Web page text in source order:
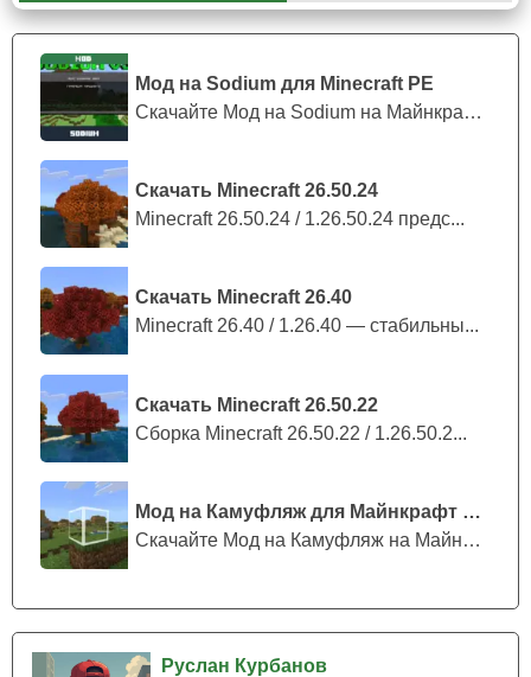
Мод на Sodium для Minecraft PE
Скачайте Мод на Sodium на Майнкрафт П...
Скачать Minecraft 26.50.24
Minecraft 26.50.24 / 1.26.50.24 предс...
Скачать Minecraft 26.40
Minecraft 26.40 / 1.26.40 — стабильны...
Скачать Minecraft 26.50.22
Сборка Minecraft 26.50.22 / 1.26.50.2...
Мод на Камуфляж для Майнкрафт ПЕ
Скачайте Мод на Камуфляж на Майнкрафт...
Руслан Курбанов
сообщение на пейджер сдальнейшими инструкциями.
вируса и вылечить население.
Геймплей
Основой геймплея на острове смертиявляются
аудиозаписи. Они двигают основной сюжет карты на
остров смерти. Если игрок Minecraft PE будет
игнорировать их, то он рискует потеряться на столь
большой локации. Зомби на ней отсутствует, но
ощущение, что кто-то наблюдает есть.